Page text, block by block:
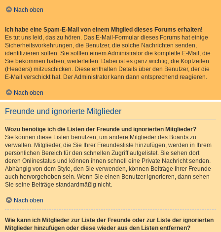
Nach oben
Ich habe eine Spam-E-Mail von einem Mitglied dieses Forums erhalten!
Es tut uns leid, das zu hören. Das E-Mail-Formular dieses Forums hat einige
Sicherheitsvorkehrungen, die Benutzer, die solche Nachrichten senden,
identifizieren sollen. Sie sollten einem Administrator die komplette E-Mail, die
Sie bekommen haben, weiterleiten. Dabei ist es ganz wichtig, die Kopfzeilen
(Headers) mitzuschicken. Diese enthalten Details über den Benutzer, der die
E-Mail verschickt hat. Der Administrator kann dann entsprechend reagieren.
Nach oben
Freunde und ignorierte Mitglieder
Wozu benötige ich die Listen der Freunde und ignorierten Mitglieder?
Sie können diese Listen benutzen, um andere Mitglieder des Boards zu
verwalten. Mitglieder, die Sie Ihrer Freundesliste hinzufügen, werden in Ihrem
persönlichen Bereich für den schnellen Zugriff aufgelistet. Sie sehen dort
deren Onlinestatus und können ihnen schnell eine Private Nachricht senden.
Abhängig von dem Style, den Sie verwenden, können Beiträge Ihrer Freunde
auch hervorgehoben sein. Wenn Sie einen Benutzer ignorieren, dann sehen
Sie seine Beiträge standardmäßig nicht.
Nach oben
Wie kann ich Mitglieder zur Liste der Freunde oder zur Liste der ignorierten
Mitglieder hinzufügen oder diese wieder aus den Listen entfernen?